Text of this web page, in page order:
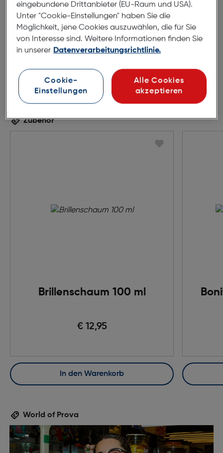
140mm
Zubehör
Brillenschaum 100 ml
€ 12,95
In den Warenkorb
World of Prova
eingebundene Drittanbieter (EU-Raum und USA).
Unter "Cookie-Einstellungen" haben Sie die
Möglichkeit, jene Cookies auszuwählen, die für Sie
von Interesse sind. Weitere Informationen finden Sie
in unserer Datenverarbeitungsrichtlinie.
Cookie-
Einstellungen
Alle Cookies
akzeptieren